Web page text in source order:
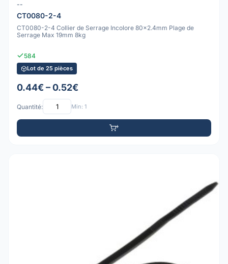
--
CT0080-2-4
CT0080-2-4 Collier de Serrage Incolore 80x2.4mm Plage de
Serrage Max 19mm 8kg
584
Lot de 25 pièces
0.44€ – 0.52€
Quantité: Min: 1